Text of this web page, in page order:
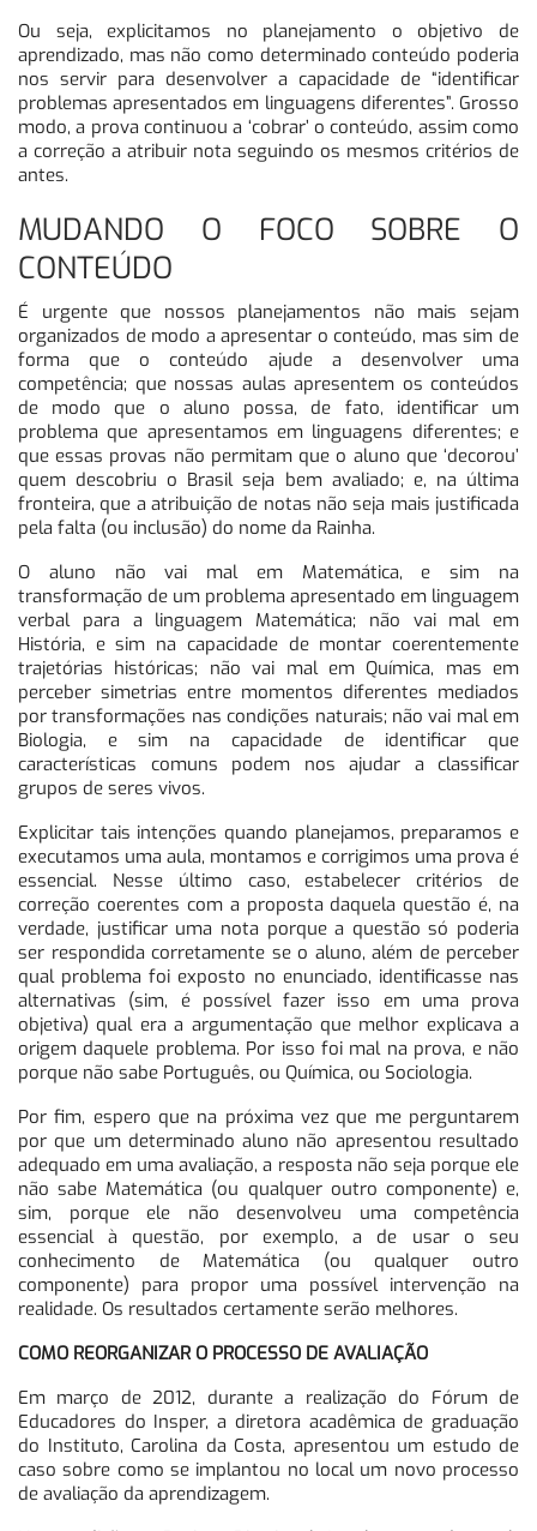
Ou seja, explicitamos no planejamento o objetivo de
aprendizado, mas não como determinado conteúdo poderia
nos servir para desenvolver a capacidade de “identificar
problemas apresentados em linguagens diferentes”. Grosso
modo, a prova continuou a ‘cobrar’ o conteúdo, assim como
a correção a atribuir nota seguindo os mesmos critérios de
antes.
MUDANDO O FOCO SOBRE O
CONTEÚDO
É urgente que nossos planejamentos não mais sejam
organizados de modo a apresentar o conteúdo, mas sim de
forma que o conteúdo ajude a desenvolver uma
competência; que nossas aulas apresentem os conteúdos
de modo que o aluno possa, de fato, identificar um
problema que apresentamos em linguagens diferentes; e
que essas provas não permitam que o aluno que ‘decorou’
quem descobriu o Brasil seja bem avaliado; e, na última
fronteira, que a atribuição de notas não seja mais justificada
pela falta (ou inclusão) do nome da Rainha.
O aluno não vai mal em Matemática, e sim na
transformação de um problema apresentado em linguagem
verbal para a linguagem Matemática; não vai mal em
História, e sim na capacidade de montar coerentemente
trajetórias históricas; não vai mal em Química, mas em
perceber simetrias entre momentos diferentes mediados
por transformações nas condições naturais; não vai mal em
Biologia, e sim na capacidade de identificar que
características comuns podem nos ajudar a classificar
grupos de seres vivos.
Explicitar tais intenções quando planejamos, preparamos e
executamos uma aula, montamos e corrigimos uma prova é
essencial. Nesse último caso, estabelecer critérios de
correção coerentes com a proposta daquela questão é, na
verdade, justificar uma nota porque a questão só poderia
ser respondida corretamente se o aluno, além de perceber
qual problema foi exposto no enunciado, identificasse nas
alternativas (sim, é possível fazer isso em uma prova
objetiva) qual era a argumentação que melhor explicava a
origem daquele problema. Por isso foi mal na prova, e não
porque não sabe Português, ou Química, ou Sociologia.
Por fim, espero que na próxima vez que me perguntarem
por que um determinado aluno não apresentou resultado
adequado em uma avaliação, a resposta não seja porque ele
não sabe Matemática (ou qualquer outro componente) e,
sim, porque ele não desenvolveu uma competência
essencial à questão, por exemplo, a de usar o seu
conhecimento de Matemática (ou qualquer outro
componente) para propor uma possível intervenção na
realidade. Os resultados certamente serão melhores.
COMO REORGANIZAR O PROCESSO DE AVALIAÇÃO
Em março de 2012, durante a realização do Fórum de
Educadores do Insper, a diretora acadêmica de graduação
do Instituto, Carolina da Costa, apresentou um estudo de
caso sobre como se implantou no local um novo processo
de avaliação da aprendizagem.